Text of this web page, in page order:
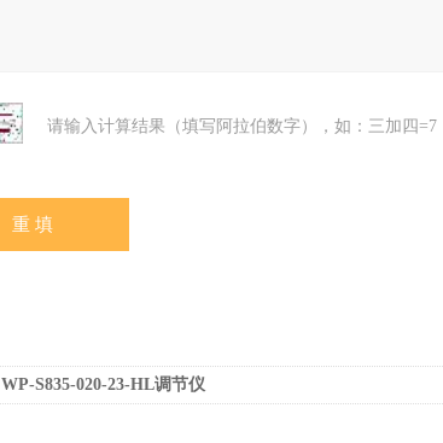
请输入计算结果（填写阿拉伯数字），如：三加四=7
WP-S835-020-23-HL调节仪